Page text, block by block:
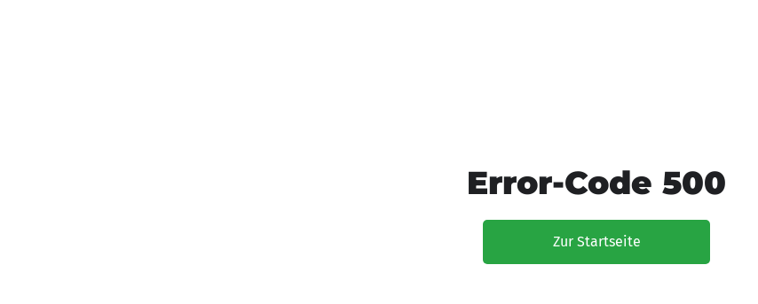
Error-Code 500
Zur Startseite